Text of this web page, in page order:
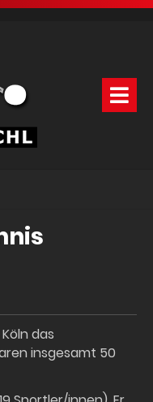
das
insgesamt 50